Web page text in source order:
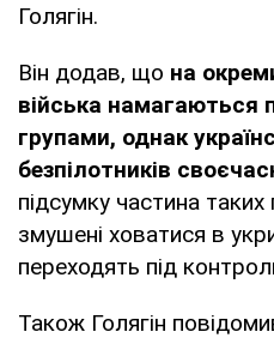
Голягін.
Він додав, що на
війська намагаються
групами, однак
безпілотників
підсумку частина таких
змушені ховатися в
переходять під
Також Голягін